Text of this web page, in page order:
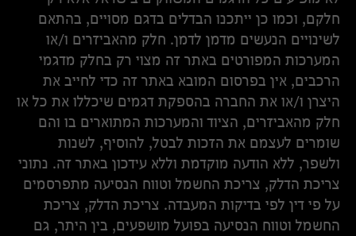
חלקם, וכמו כן ייתכנו הבדלים בדגם מסויים, בהתאם
לשינויים הנעשים מדמן לדמן. חלק מהאביזרים ו/או
המערכות המפורטים באתר זה מצוי רק בחלק מדגמי
הרכבים, אין בפרסום המובא באתר זה כדי לחייב את
היצרן ו/או את החברה בהספקת דגמים שיכללו את כל או
חלק מהאביזרים, הציוד והמערכות המתוארים בו והם
שומרים לעצמם את הזכות לבטל, להוסיף, לשנות
ולשפר, ללא הודעה מוקדמת וללא עידכון באתר זה. נתוני
צריכת הדלק, צריכת החשמל וטווח הנסיעה מתפרסמים
על פי דין לפי בדיקות המעבדה. צריכת הדלק, צריכת
החשמל וטווח הנסיעה בפועל מושפעים, בין היתר, גם